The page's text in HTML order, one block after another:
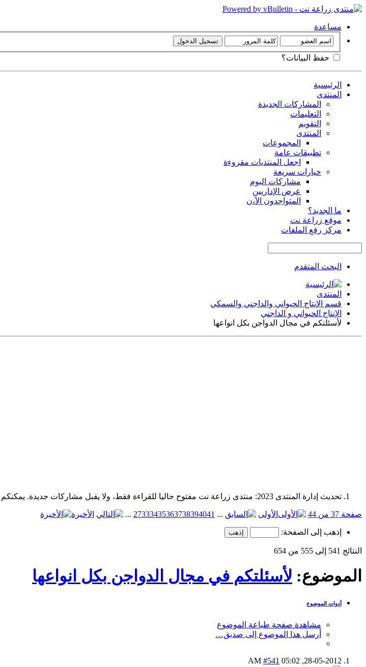
مساعدة
حفظ البيانات؟
الرئيسية
المنتدى
المشاركات الجديدة
التعليمات
التقويم
المنتدى
المجموعات
تطبيقات عامة
اجعل المنتديات مقروءة
خيارات سريعة
مشاركات اليوم
عرض الإداريين
المتواجدون الآ،ن
ما الجديد؟
موقع زراعة نت
مركز رفع الملفات
البحث المتقدم
المنتدى
قسم الإنتاج الحيواني والداجني والسمكي
الإنتاج الحيواني و الداجني
لأسئلتكم في مجال الدواجن بكل انواعها
تحديث إدارة المنتدى 2023: منتدى زراعة نت مفتوح حاليا للقراءة فقط، ولا يقبل مشاركات جديدة. يمكنكم استخدام الشريط الظاهر أعلاه للبحث في كافة مواضيع المدوّنة والمنتدى.
صفحة 37 من 44 الأولى ...
27333435363738394041
... الأخيرة
إذهب إلى الصفحة:
النتائج 541 إلى 555 من 654
الموضوع: لأسئلتكم في مجال الدواجن بكل انواعها
أدوات الموضوع
مشاهدة صفحة طباعة الموضوع
أرسل هذا الموضوع إلى صديق…
28-05-2012,
05:02 AM
#541